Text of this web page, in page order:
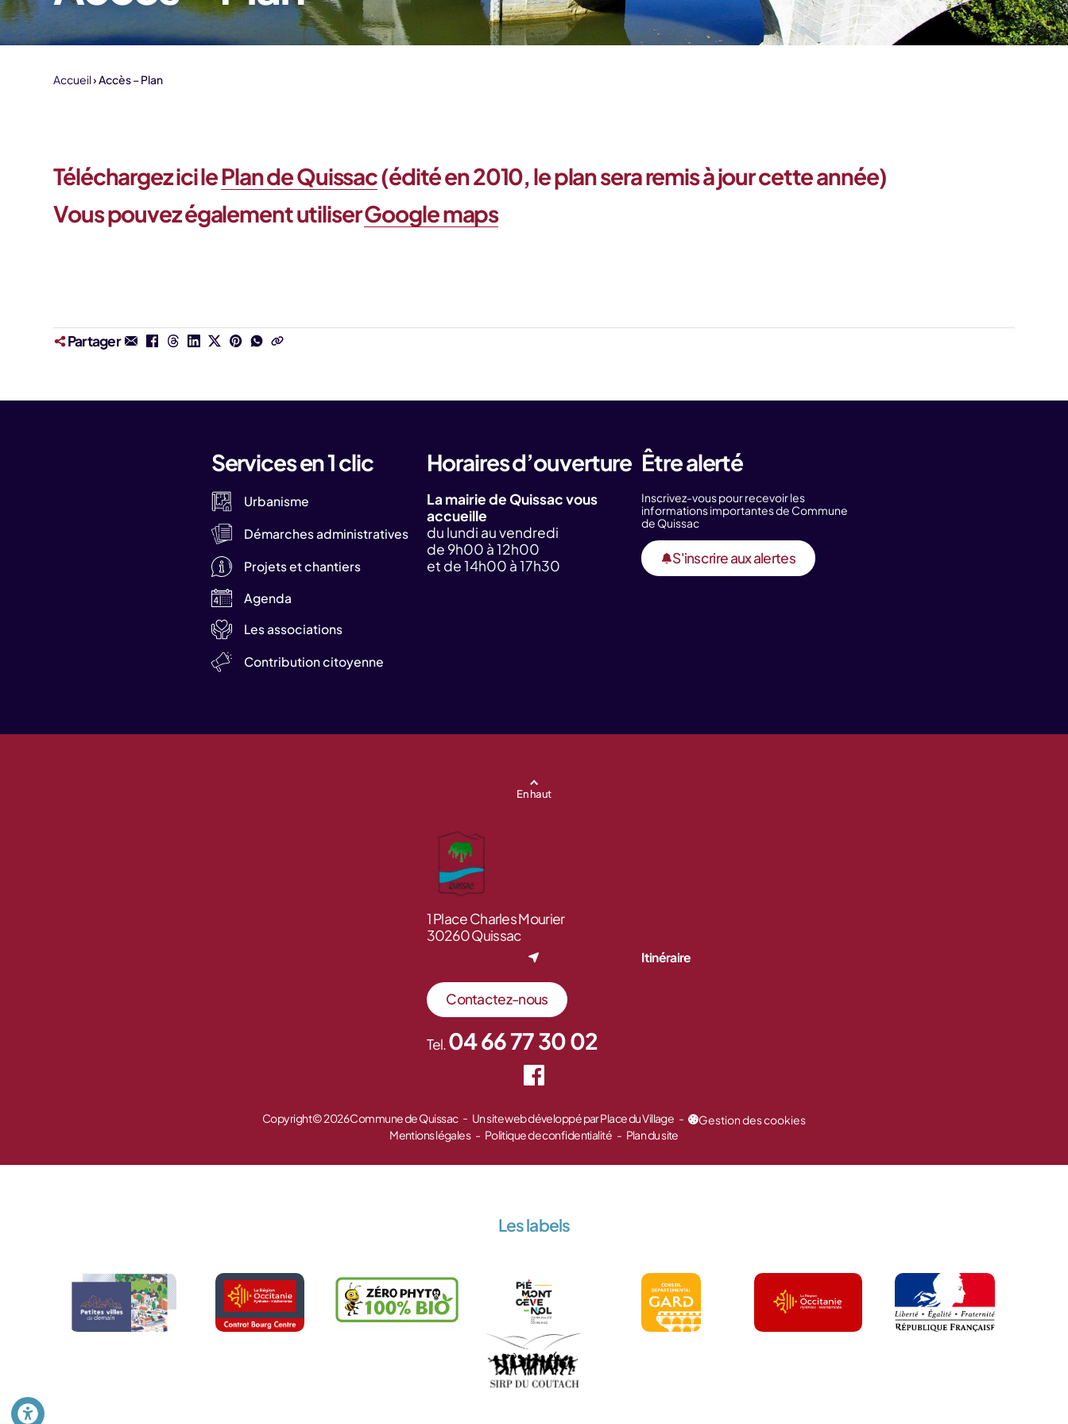
Accueil Accès – Plan
Téléchargez ici lePlan de Quissac(édité en 2010, le plan sera remis à jour cette année)
Vous pouvez également utiliserGoogle maps
Partager
Services en 1 clic
Urbanisme
Démarches administratives
Projets et chantiers
Agenda
Les associations
Contribution citoyenne
Horaires d’ouverture
La mairie de Quissac vous
accueille
du lundi au vendredi
de 9h00 à 12h00
et de 14h00 à 17h30
Être alerté
Inscrivez-vous pour recevoir les
informations importantes de Commune
de Quissac
S'inscrire aux alertes
En haut
1 Place Charles Mourier
30260 Quissac
Itinéraire
Contactez-nous
Tel.04 66 77 30 02
Copyright © 2026 Commune de Quissac Un site web développé par Place du Village
Gestion des cookies
Mentions légales
Politique de confidentialité Plan du site
Les labels